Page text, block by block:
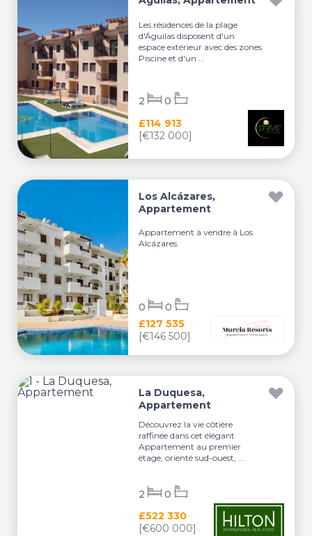
Les résidences de la plage
d'Águilas disposent d'un
espace extérieur avec des zones
Piscine et d'un ...
£114 913
[€132 000]
2 0
Los Alcázares,
Appartement
Appartement à vendre à Los
Alcázares.
£127 535
[€146 500]
0 0
La Duquesa,
Appartement
Découvrez la vie côtière
raffinée dans cet élégant
Appartement au premier
étage, orienté sud-ouest, ...
£522 330
[€600 000]
2 0